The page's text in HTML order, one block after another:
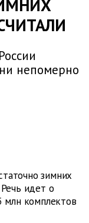
непомерно
зимних
идет о
млн комплектов